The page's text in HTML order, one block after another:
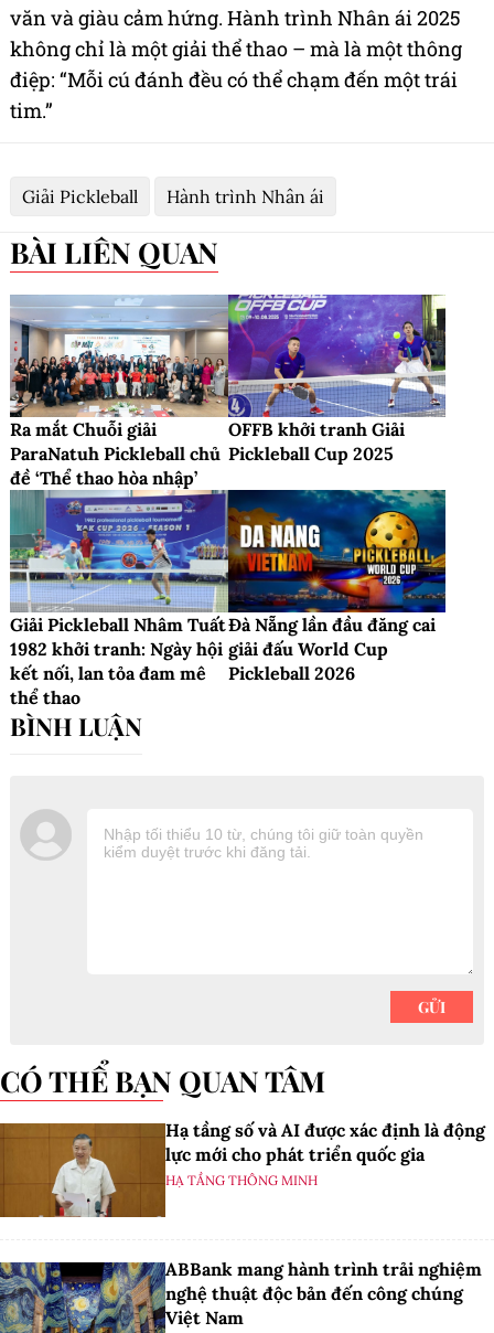
văn và giàu cảm hứng. Hành trình Nhân ái 2025
không chỉ là một giải thể thao – mà là một thông
điệp: “Mỗi cú đánh đều có thể chạm đến một trái
tim.”
Giải Pickleball Hành trình Nhân ái
BÀI LIÊN QUAN
Ra mắt Chuỗi giải
ParaNatuh Pickleball chủ
đề ‘Thể thao hòa nhập’
OFFB khởi tranh Giải
Pickleball Cup 2025
Giải Pickleball Nhâm Tuất
1982 khởi tranh: Ngày hội
kết nối, lan tỏa đam mê
thể thao
Đà Nẵng lần đầu đăng cai
giải đấu World Cup
Pickleball 2026
CÓ THỂ BẠN QUAN TÂM
Hạ tầng số và AI được xác định là động
lực mới cho phát triển quốc gia
HẠ TẦNG THÔNG MINH
ABBank mang hành trình trải nghiệm
nghệ thuật độc bản đến công chúng
Việt Nam